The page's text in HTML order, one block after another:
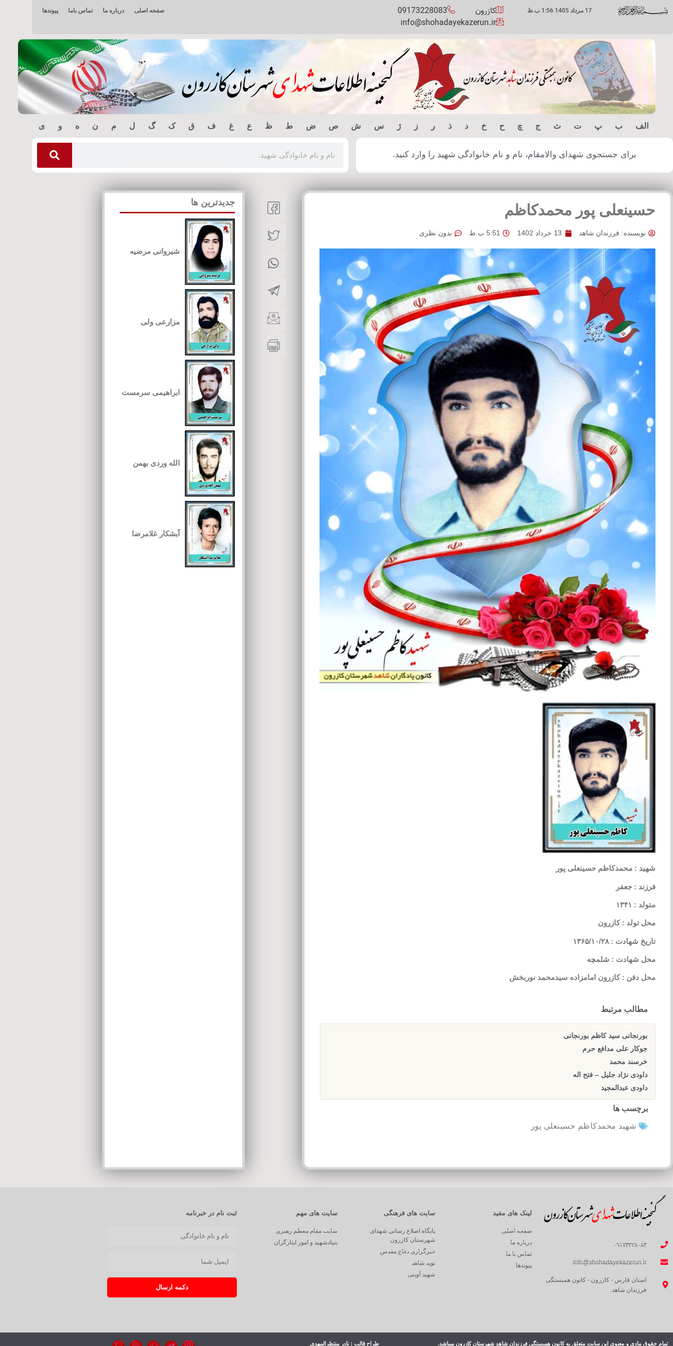
17 مرداد 1405 1:56 ب.ظ کازرون
09173228083
info@shohadayekazerun.ir
صفحه اصلی درباره ما تماس باما پیوندها
الف ب پ ت ث ج چ ح خ د ذ ر ز ژ س ش ص ض ط ظ ع غ ف ق ک گ ل م ن ه و ی
برای جستجوی شهدای والامقام، نام و نام خانوادگی شهید را وارد کنید.
حسینعلی پور محمدکاظم
نویسنده: فرزندان شاهد 13 خرداد 1402 5:51 ب.ظ بدون نظری
شهید : محمدکاظم حسینعلی پور
فرزند : جعفر
متولد : ۱۳۴۱
محل تولد : کازرون
تاریخ شهادت : ۱۳۶۵/۱۰/۲۸
محل شهادت : شلمچه
محل دفن : کازرون امامزاده سیدمحمد نوربخش
مطالب مرتبط
بورنجانی سید کاظم بورنجانی
جوکار علی مدافع حرم
خرسند محمد
داودی نژاد جلیل – فتح اله
داودی عبدالمجید
برچسب ها
شهید محمدکاظم حسینعلی پور
جدیدترین ها
شیروانی مرضیه
مزارعی ولی
ابراهیمی سرمست
الله وردی بهمن
آبشکار غلامرضا
۰۹۱۷۳۲۲۸۰۸۳
info@shohadayekazerun.ir
استان فارس - کازرون - کانون همبستگی
فرزندان شاهد.
لینک های مفید
صفحه اصلی
درباره ما
تماس با ما
پیوندها
سایت های فرهنگی
پایگاه اصلاع رسانی شهدای
شهرستان کازرون
خبرگزاری دفاع مقدس
نوید شاهد
شهید آوینی
سایت های مهم
سایت مقام معظم رهبری
بنیادشهید و امور ایثارگران
ثبت نام در خبرنامه
دکمه ارسال
تمام حقوق مادی و معنوی این سایت متعلق به کانون همبستگی فرزندان شاهد شهرستان کازرون میباشد. طراح قالب : نادر منتظرالمهدی